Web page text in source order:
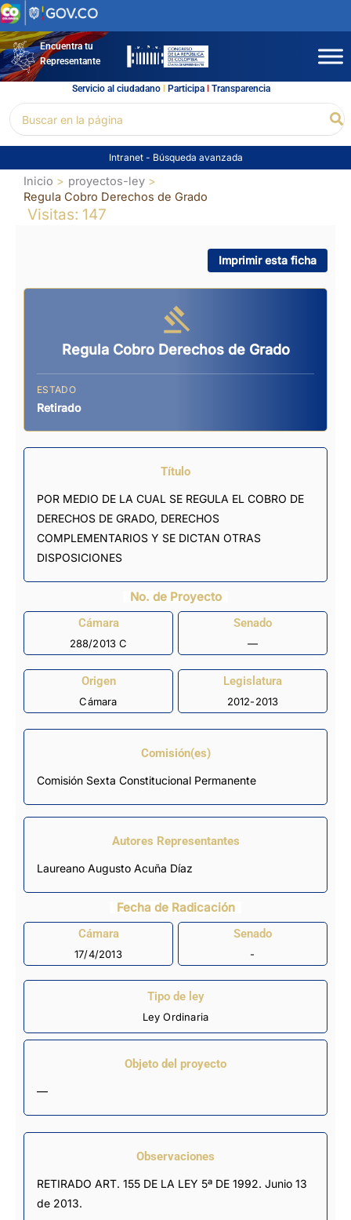
Ir
al
contenidoEncuentra tu
Representante
Servicio al ciudadano l Participal Transparencia
por:
Intranet - Búsqueda avanzada
Inicio
proyectos-ley
Regula Cobro Derechos de Grado
Visitas: 147
Imprimir esta ficha
Regula Cobro Derechos de Grado
ESTADO
Retirado
Título
POR MEDIO DE LA CUAL SE REGULA EL COBRO DE
DERECHOS DE GRADO, DERECHOS
COMPLEMENTARIOS Y SE DICTAN OTRAS
DISPOSICIONES
No. de Proyecto
Cámara
288/2013 C
Senado
—
Origen
Cámara
Legislatura
2012-2013
Comisión(es)
Comisión Sexta Constitucional Permanente
Autores Representantes
Laureano Augusto Acuña Díaz
Fecha de Radicación
Cámara
17/4/2013
Senado
-
Tipo de ley
Ley Ordinaria
Objeto del proyecto
—
Observaciones
RETIRADO ART. 155 DE LA LEY 5ª DE 1992. Junio 13
de 2013.